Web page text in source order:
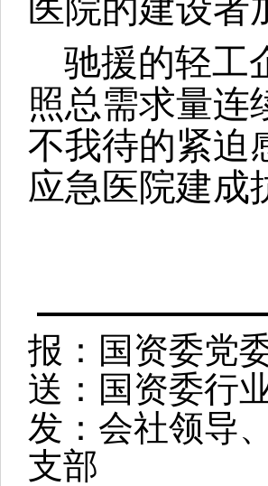
医院的建设者
驰援的轻工
照总需求量连
不我待的紧迫
应急医院建成
报：国资委党
送：国资委行
发：会社领导
支部